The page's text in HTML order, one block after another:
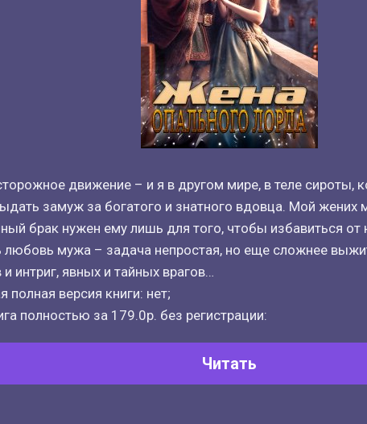
движение – и я в другом мире, в теле сироты,
замуж за богатого и знатного вдовца. Мой жених
брак нужен ему лишь для того, чтобы избавиться от
любовь мужа – задача непростая, но еще сложнее
и интриг, явных и тайных врагов…
полная версия книги: нет;
полностью за 179.0р. без регистрации:
Читать